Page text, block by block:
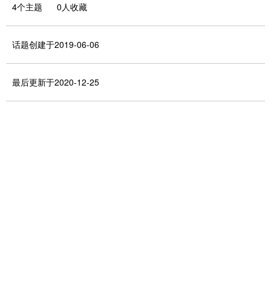
4个主题 0人收藏
话题创建于2019-06-06
最后更新于2020-12-25